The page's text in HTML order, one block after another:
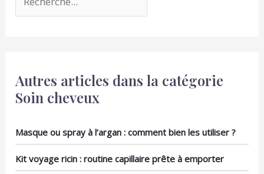
Autres articles dans la catégorie
Soin cheveux
Masque ou spray à l’argan : comment bien les utiliser ?
Kit voyage ricin : routine capillaire prête à emporter